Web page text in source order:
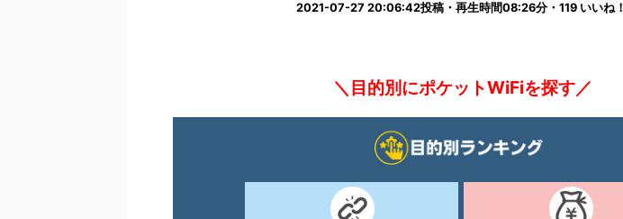
2021-07-27 20:06:42投稿・再生時間08:26分・119 いいね！
＼目的別にポケットWiFiを探す／